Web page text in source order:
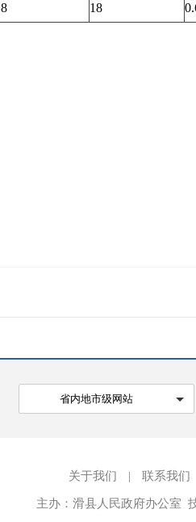
18
省内地市级网站
关于我们 | 联系我们
主办：滑县人民政府办公室